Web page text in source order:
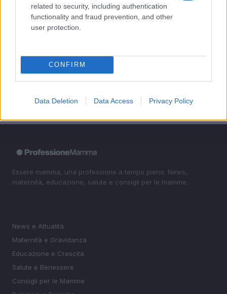
related to security, including authentication
functionality and fraud prevention, and other
user protection.
CONFIRM
Data Deletion Data Access Privacy Policy
Aiuti famiglie: tutto quello che devi sapere sui supporti
disponibili
Scopri il Dyson V15 Detect Absolute: l’aspirapolvere
innovativo per la tua casa
Essere mamma, una professione a tempo pieno. News,
maternità, educazione, salute e consigli per le mamme.
News e Attualità
Maternità e Gravidanza
Educazione e Crescita
Salute e Benessere
Consigli per le Mamme